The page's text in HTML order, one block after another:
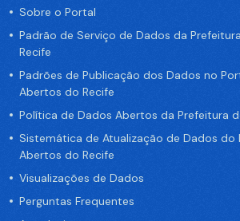
Sobre o Portal
Padrão de Serviço de Dados da
Recife
Padrões de Publicação dos Dados no
Abertos do Recife
Política de Dados Abertos da Prefeitura
Sistemática de Atualização de Dados do
Abertos do Recife
Visualizações de Dados
Perguntas Frequentes